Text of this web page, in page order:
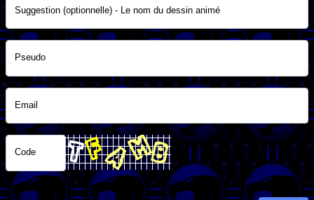
Suggestion (optionnelle) - Le nom du dessin animé
Pseudo
Email
Code